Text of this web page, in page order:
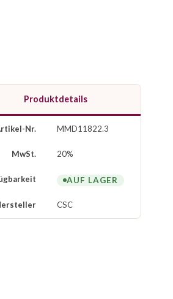
Produktdetails
Nr. MMD11822.3
MwSt. 20%
AUF LAGER
CSC